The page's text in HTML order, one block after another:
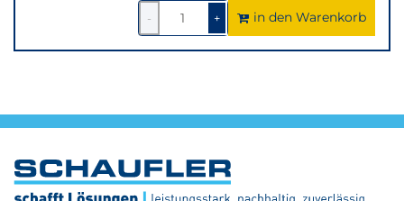
-
1
verringern
+1um
1
erhöhen
in den Warenkorb